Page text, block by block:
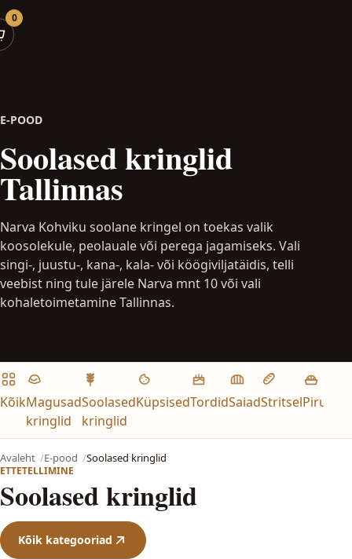
0
E-POOD
Soolased kringlid
Tallinnas
Narva Kohviku soolane kringel on toekas valik
koosolekule, peolauale või perega jagamiseks. Vali
singi-, juustu-, kana-, kala- või köögiviljatäidis, telli
veebist ning tule järele Narva mnt 10 või vali
kohaletoimetamine Tallinnas.
KõikMagusad
kringlid
Soolased
kringlid
KüpsisedTordidSaiadStritselPirukad
Avaleht E-pood Soolased kringlid
ETTETELLIMINE
Soolased kringlid
Kõik kategooriad